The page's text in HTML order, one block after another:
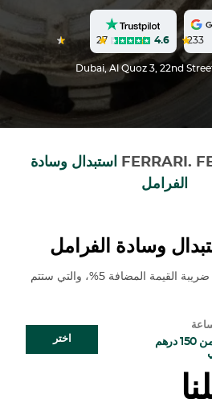
233
4.6
27
Dubai, Al Quoz 3, 22nd
.
FERRARI
استبدال وسادة
الفرامل
وسادة الفرامل
جميع الأسعار مذكورة باستثناء ضريبة القيمة المضافة 5%، والتي ستتم
ابتداءً من 150 درهم
اختر